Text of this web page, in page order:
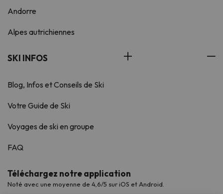
Andorre
Alpes autrichiennes
SKI INFOS
Blog, Infos et Conseils de Ski
Votre Guide de Ski
Voyages de ski en groupe
FAQ
Téléchargez notre application
Noté avec une moyenne de 4,6/5 sur iOS et Android.